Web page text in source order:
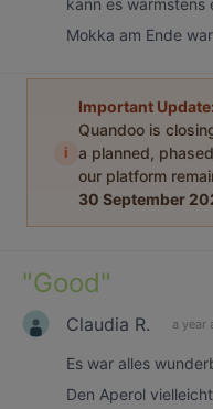
kann es wärmstens
Mokka am Ende
i
Important Update:
Quandoo is
a planned,
our platform
30 September
"Good"
Claudia R. a year
Es war alles
Den Aperol